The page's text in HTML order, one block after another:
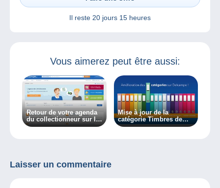
Il reste 20 jours 15 heures
Vous aimerez peut être aussi:
Retour de votre agenda
du collectionneur sur le
site Delcampe
Mise à jour de la
catégorie Timbres de
Belgique sur Delcampe
Laisser un commentaire